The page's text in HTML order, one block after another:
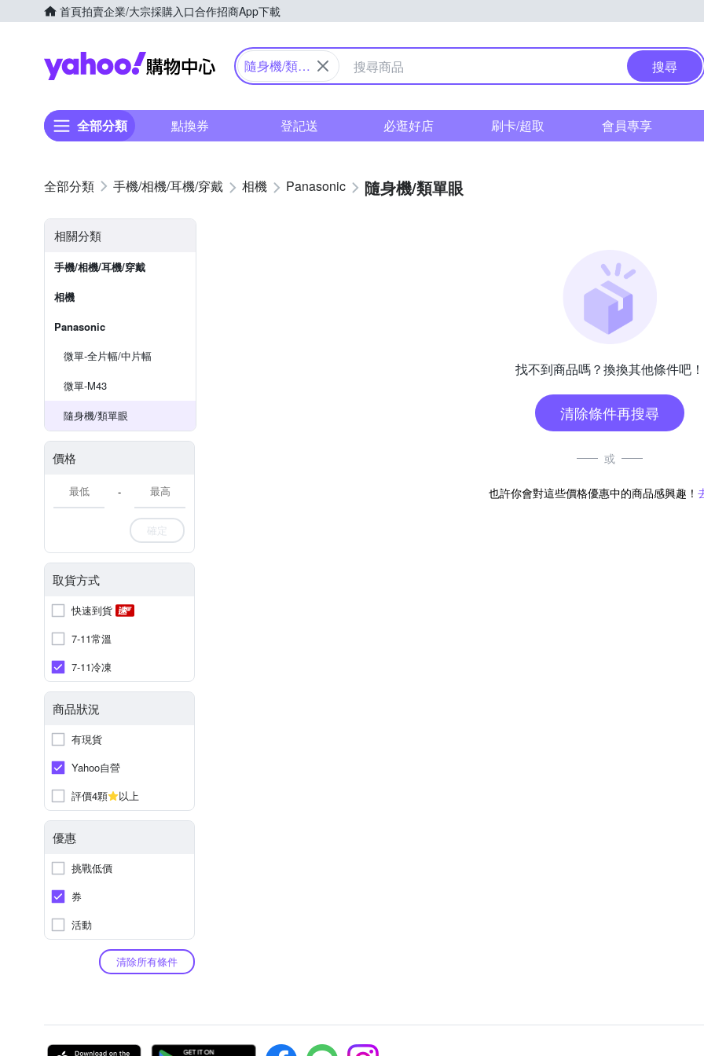
首頁拍賣企業/大宗採購入口合作招商App下載
Yahoo購物中心
隨身機/類單
搜尋
全部分類 點換券 登記送 必逛好店 刷卡/超取 會員專享
手機/相機/耳機/穿戴 相機 Panasonic 隨身機/類單眼
相關分類
手機/相機/耳機/穿戴
相機
Panasonic
微單-全片幅/中片幅
微單-M43
隨身機/類單眼
價格
-
確定
取貨方式
快速到貨
7-11常溫
7-11冷凍
商品狀況
有現貨
Yahoo自營
評價4顆
以上
優惠
挑戰低價
券
活動
清除所有條件
找不到商品嗎？換換其他條件吧！
清除條件再搜尋
或
也許你會對這些價格優惠中的商品感興趣！